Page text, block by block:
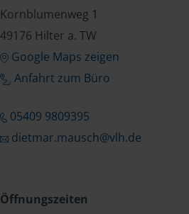
Kornblumenweg 1
49176 Hilter a. TW
Google Maps zeigen
Anfahrt zum Büro
05409 9809395
dietmar.mausch@vlh.de
Öffnungszeiten